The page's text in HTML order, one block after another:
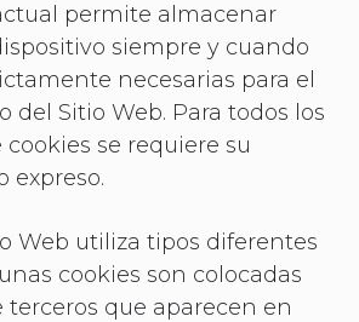
permite almacenar
siempre y cuando
necesarias para el
Sitio Web. Para todos los
se requiere su
expreso.
Web utiliza tipos diferentes
cookies son colocadas
terceros que aparecen en